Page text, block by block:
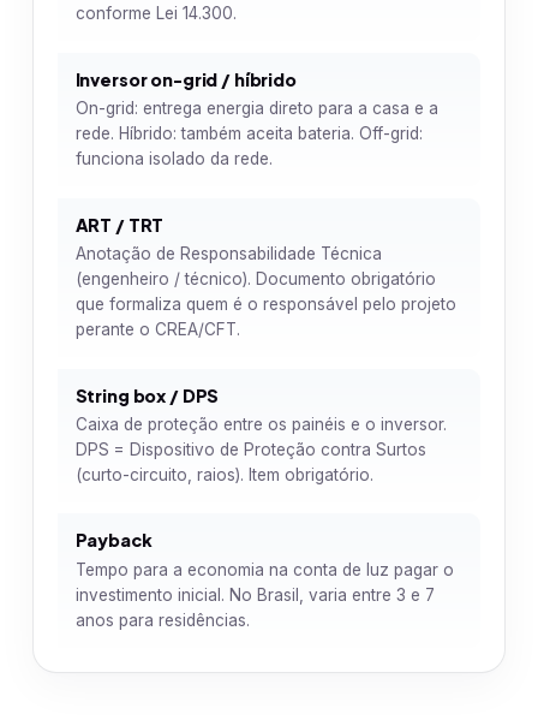
conforme Lei 14.300.
Inversor on-grid / híbrido
On-grid: entrega energia direto para a casa e a
rede. Híbrido: também aceita bateria. Off-grid:
funciona isolado da rede.
ART / TRT
Anotação de Responsabilidade Técnica
(engenheiro / técnico). Documento obrigatório
que formaliza quem é o responsável pelo projeto
perante o CREA/CFT.
String box / DPS
Caixa de proteção entre os painéis e o inversor.
DPS = Dispositivo de Proteção contra Surtos
(curto-circuito, raios). Item obrigatório.
Payback
Tempo para a economia na conta de luz pagar o
investimento inicial. No Brasil, varia entre 3 e 7
anos para residências.